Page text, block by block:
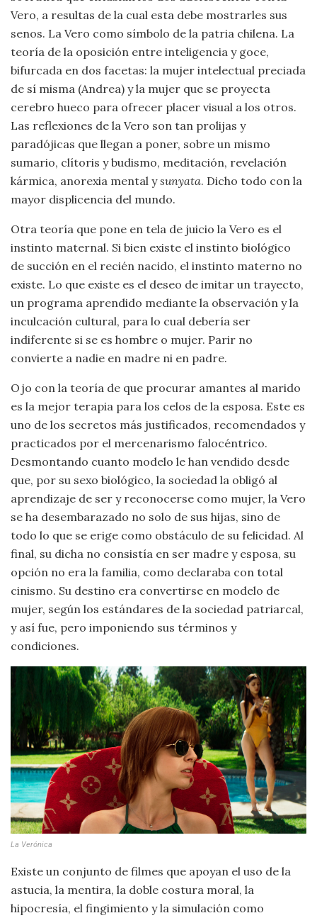
Vero, a resultas de la cual esta debe mostrarles sus
senos. La Vero como símbolo de la patria chilena. La
teoría de la oposición entre inteligencia y goce,
bifurcada en dos facetas: la mujer intelectual preciada
de sí misma (Andrea) y la mujer que se proyecta
cerebro hueco para ofrecer placer visual a los otros.
Las reflexiones de la Vero son tan prolijas y
paradójicas que llegan a poner, sobre un mismo
sumario, clítoris y budismo, meditación, revelación
kármica, anorexia mental ysunyata. Dicho todo con la
mayor displicencia del mundo.
Otra teoría que pone en tela de juicio la Vero es el
instinto maternal. Si bien existe el instinto biológico
de succión en el recién nacido, el instinto materno no
existe. Lo que existe es el deseo de imitar un trayecto,
un programa aprendido mediante la observación y la
inculcación cultural, para lo cual debería ser
indiferente si se es hombre o mujer. Parir no
convierte a nadie en madre ni en padre.
Ojo con la teoría de que procurar amantes al marido
es la mejor terapia para los celos de la esposa. Este es
uno de los secretos más justificados, recomendados y
practicados por el mercenarismo falocéntrico.
Desmontando cuanto modelo le han vendido desde
que, por su sexo biológico, la sociedad la obligó al
aprendizaje de ser y reconocerse como mujer, la Vero
se ha desembarazado no solo de sus hijas, sino de
todo lo que se erige como obstáculo de su felicidad. Al
final, su dicha no consistía en ser madre y esposa, su
opción no era la familia, como declaraba con total
cinismo. Su destino era convertirse en modelo de
mujer, según los estándares de la sociedad patriarcal,
y así fue, pero imponiendo sus términos y
condiciones.
La Verónica
Existe un conjunto de filmes que apoyan el uso de la
astucia, la mentira, la doble costura moral, la
hipocresía, el fingimiento y la simulación como